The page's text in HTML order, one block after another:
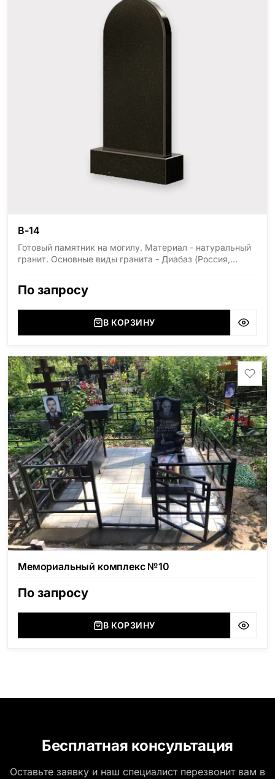
В-14
Готовый памятник на могилу. Материал - натуральный
гранит. Основные виды гранита - Диабаз (Россия,
(Украина, Житомерская область), Лабродарит
(Украина, Житомерская область), Сюксюансаари
(Россия, Карелия), Амфиболит (Россия, Мурманская
минимальные стандартные размеры: Стела: 80x40x5
Тумба: 12x60x15
По запросу
В КОРЗИНУ
Мемориальный комплекс №10
По запросу
В КОРЗИНУ
Бесплатная консультация
Оставьте заявку и наш специалист перезвонит вам в